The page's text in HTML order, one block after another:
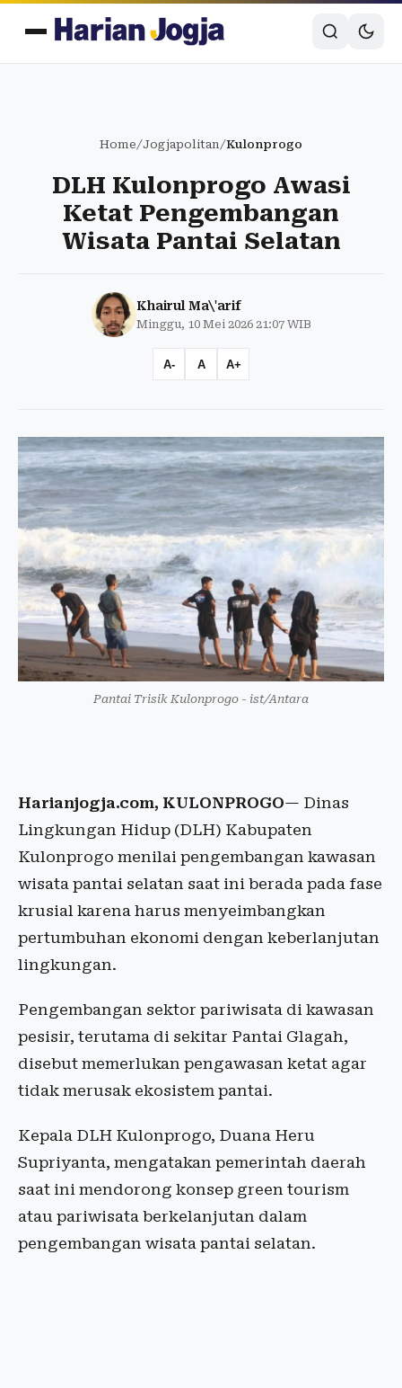
Home/Jogjapolitan/Kulonprogo
DLH Kulonprogo Awasi
Ketat Pengembangan
Wisata Pantai Selatan
Khairul Ma\'arif
Minggu, 10 Mei 2026 21:07 WIB
A- A A+
Pantai Trisik Kulonprogo - ist/Antara
Harianjogja.com, KULONPROGO— Dinas
Lingkungan Hidup (DLH) Kabupaten
Kulonprogo menilai pengembangan kawasan
wisata pantai selatan saat ini berada pada fase
krusial karena harus menyeimbangkan
pertumbuhan ekonomi dengan keberlanjutan
lingkungan.
Pengembangan sektor pariwisata di kawasan
pesisir, terutama di sekitar Pantai Glagah,
disebut memerlukan pengawasan ketat agar
tidak merusak ekosistem pantai.
Kepala DLH Kulonprogo, Duana Heru
Supriyanta, mengatakan pemerintah daerah
saat ini mendorong konsep green tourism
atau pariwisata berkelanjutan dalam
pengembangan wisata pantai selatan.